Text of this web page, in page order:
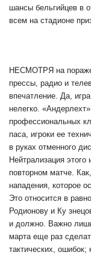
шансы бельгийцев в
всем на стадионе
НЕСМОТРЯ на
прессы, радио и
впечатление. Да,
нелегко.
профессиональных
паса, игроки ее
в руках отменного
Нейтрализация этого
повторном матче.
нападения, которое
Это относится в
Родионову и Ку
и должно. Важно
марта еще раз
тактических,